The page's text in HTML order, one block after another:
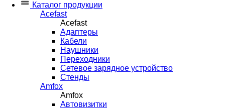
Каталог продукции
Acefast
Acefast
Адаптеры
Кабели
Наушники
Переходники
Сетевое зарядное устройство
Стенды
Amfox
Amfox
Автовизитки